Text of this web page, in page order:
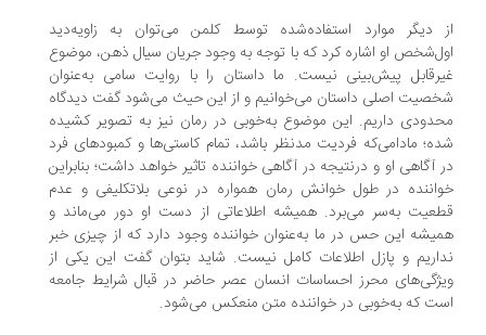
دیگر موارد استفاده‌شده توسط کلمن می‌توان به زاویه‌دید
او اشاره کرد که با توجه به وجود جریان سیال ذهن، موضوع
پیش‌بینی نیست. ما داستان را با روایت سامی به‌عنوان
اصلی داستان می‌خوانیم و از این حیث می‌شود گفت دیدگاه
داریم. این موضوع به‌خوبی در رمان نیز به تصویر کشیده
مادامی‌که فردیت مدنظر باشد، تمام کاستی‌ها و کمبودهای فرد
آگاهی او و درنتیجه در آگاهی خواننده تاثیر خواهد داشت؛ بنابراین
در طول خوانش رمان همواره در نوعی بلاتکلیفی و عدم
به‌سر می‌برد. همیشه اطلاعاتی از دست او دور می‌ماند و
این حس در ما به‌عنوان خواننده وجود دارد که از چیزی خبر
و پازل اطلاعات کامل نیست. شاید بتوان گفت این یکی از
محرز احساسات انسان عصر حاضر در قبال شرایط جامعه
که به‌خوبی در خواننده متن منعکس می‌شود.